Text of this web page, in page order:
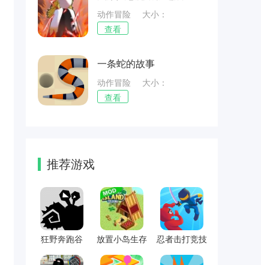
动作冒险
大小：
60.11MB
查看
一条蛇的故事
动作冒险
大小：
34.78MB
查看
推荐游戏
狂野奔跑谷 放置小岛生存 忍者击打竞技